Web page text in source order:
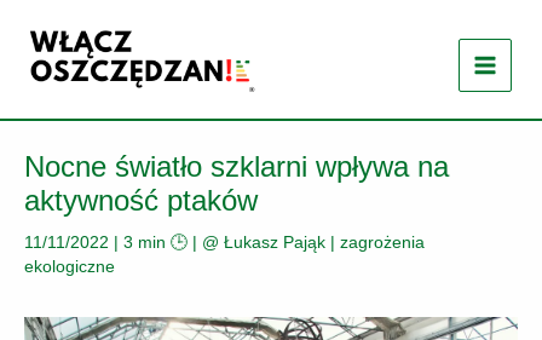
treści
Nocne światło szklarni wpływa na
aktywność ptaków
11/11/2022 | 3 min 🕒 | @ Łukasz Pająk | zagrożenia
ekologiczne